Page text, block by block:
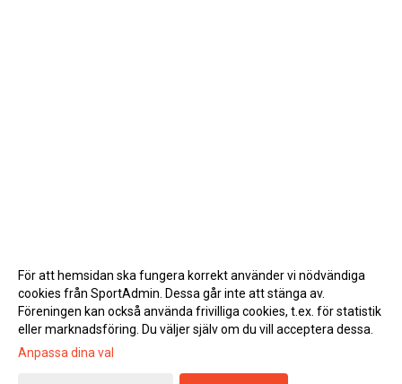
Gå till Webbversion
För att hemsidan ska fungera korrekt använder vi nödvändiga
cookies från SportAdmin. Dessa går inte att stänga av.
Föreningen kan också använda frivilliga cookies, t.ex. för statistik
eller marknadsföring. Du väljer själv om du vill acceptera dessa.
Anpassa dina val